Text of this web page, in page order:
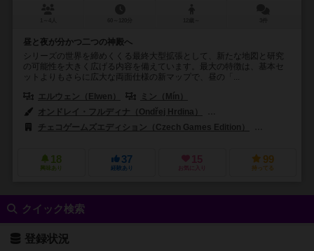
昼と夜が分かつ二つの神殿へ
シリーズの世界を締めくくる最終大型拡張として、新たな地図と研究
の可能性を大きく広げる内容を備えています。最大の特徴は、基本セ
ットよりもさらに広大な両面仕様の新マップで、昼の「...
エルウェン（Elwen）
ミン（Mín）
オンドレイ・フルディナ（Ondřej Hrdina）
チェコゲームズエディション（Czech Games Edition）
18
興味あり
37
経験あり
15
お気に入り
99
持ってる
クイック検索
登録状況